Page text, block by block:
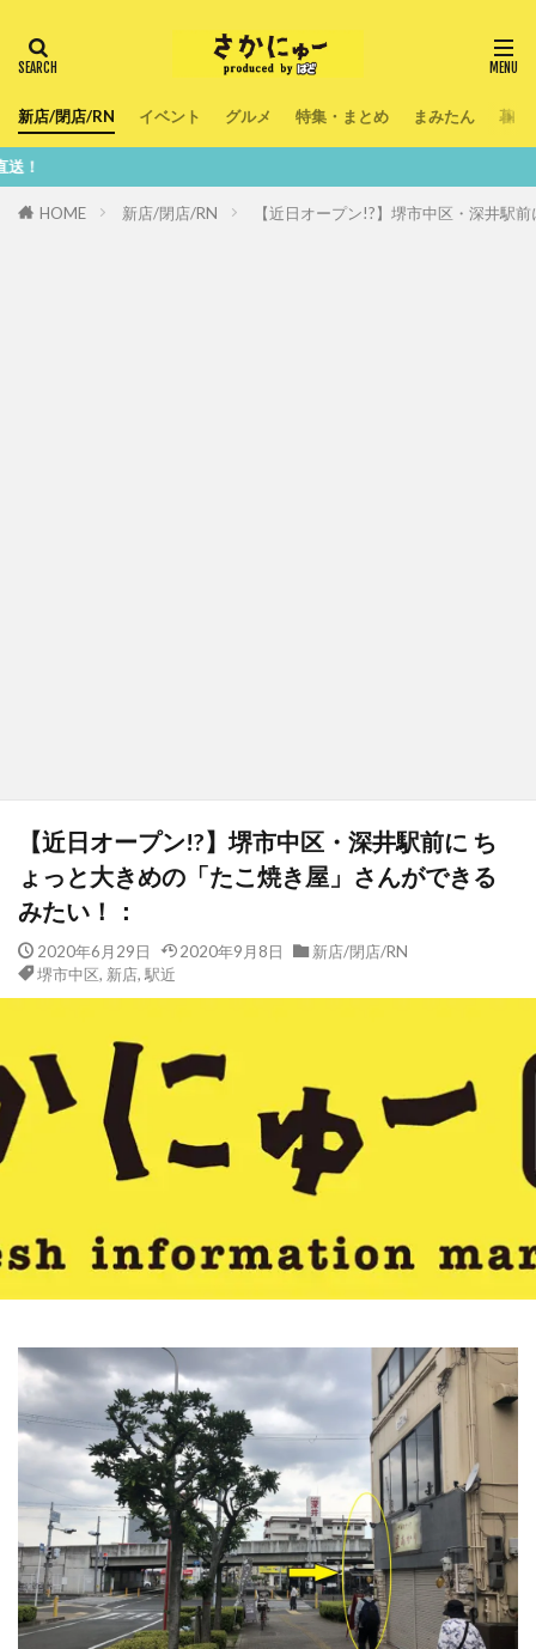
新店/閉店/RN イベント グルメ 特集・まとめ まみたん 暮ら
HOME 新店/閉店/RN 【近日オープン!?】堺市中区・深井駅
【近日オープン!?】堺市中区・深井駅前に ち
ょっと大きめの「たこ焼き屋」さんができる
みたい！：
2020年6月29日 2020年9月8日
新店/閉店/RN
堺市中区, 新店, 駅近